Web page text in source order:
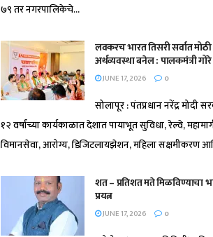
७९ तर नगरपालिकेचे...
लवकरच भारत तिसरी सर्वात मोठी
अर्थव्यवस्था बनेल : पालकमंत्री गोरे
JUNE 17, 2026 0
सोलापूर : पंतप्रधान नरेंद्र मोदी
१२ वर्षांच्या कार्यकाळात देशात पायाभूत सुविधा, रेल्वे,
विमानसेवा, आरोग्य, डिजिटलायझेशन, महिला सक्षमीकरण
शत – प्रतिशत मते मिळविण्याचा
प्रयत्न
JUNE 17, 2026 0